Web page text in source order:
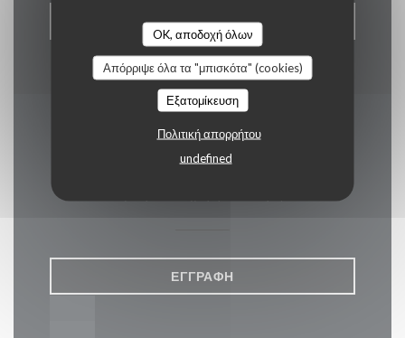
OK, αποδοχή όλων
Απόρριψε όλα τα "μπισκότα" (cookies)
Εξατομίκευση
Πολιτική απορρήτου
undefined
ΚΆΝΤΕ ΚΡΆΤΗΣΗ ΤΡΑΠΕΖΙΟΎ
Μείνετε ενημερωμένοι
ΕΓΓΡΑΦΉ